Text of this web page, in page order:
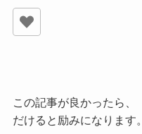
この記事が良かったら、
だけると励みになります。